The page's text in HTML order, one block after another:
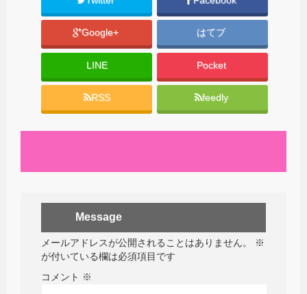
Google+ はてブ
LINE Pocket
RSS feedly
Message
メールアドレスが公開されることはありません。
※
が付いている欄は必須項目です
コメント ※